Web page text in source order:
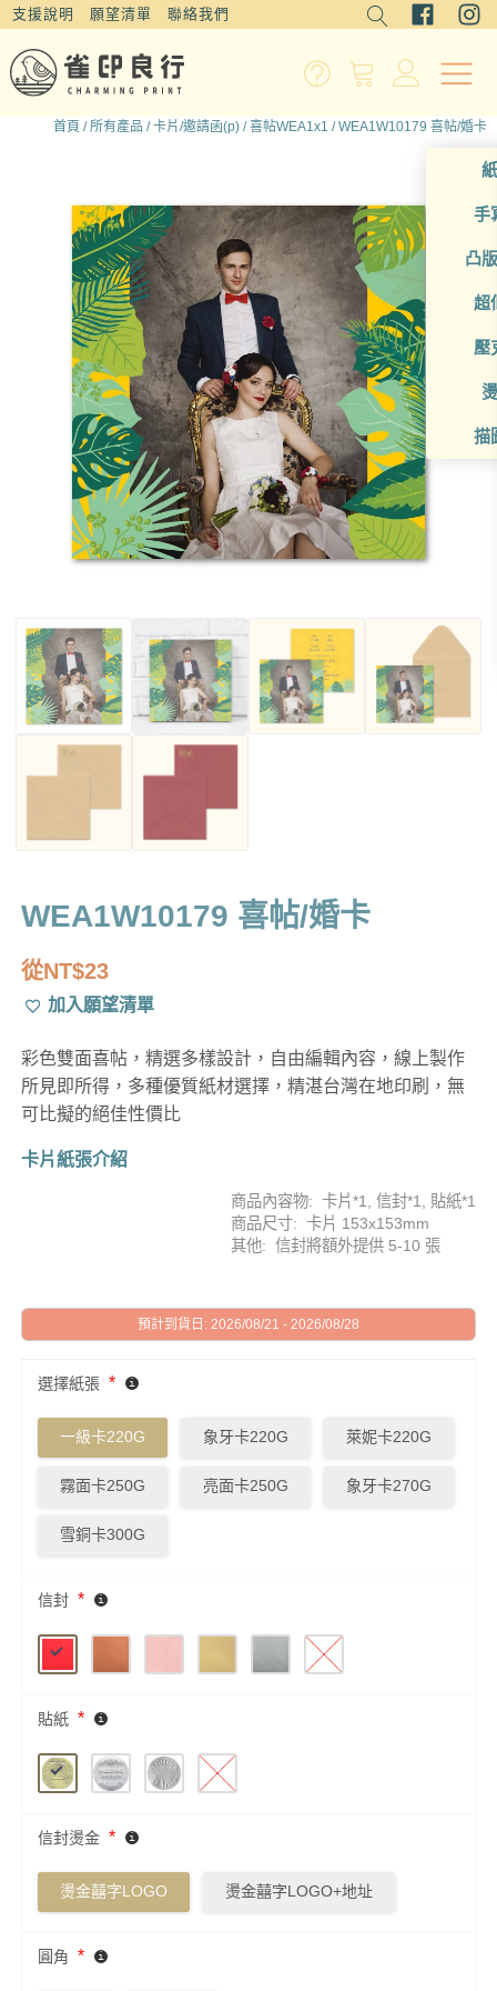
支援說明 願望清單 聯絡我們
手
凸
超
壓
描
首頁 /所有產品 /卡片/邀請函(p) /喜帖WEA1x1 / WEA1W10179 喜帖/婚卡
WEA1W10179 喜帖/婚卡
從NT$23
加入願望清單
彩色雙面喜帖，精選多樣設計，自由編輯內容，線上製作
所見即所得，多種優質紙材選擇，精湛台灣在地印刷，無
可比擬的絕佳性價比
卡片紙張介紹
商品內容物: 卡片*1, 信封*1, 貼紙*1
商品尺寸: 卡片 153x153mm
其他: 信封將額外提供 5-10 張
預計到貨日: 2026/08/21 - 2026/08/28
選擇紙張 *
一級卡220G 象牙卡220G 萊妮卡220G
霧面卡250G 亮面卡250G 象牙卡270G
雪銅卡300G
信封 *
貼紙 *
信封燙金 *
燙金囍字LOGO 燙金囍字LOGO+地址
圓角 *